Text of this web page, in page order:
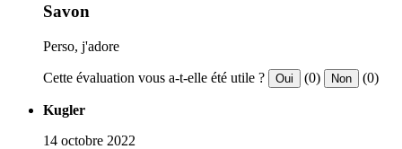
Savon
Perso, j'adore
Cette évaluation vous a-t-elle été utile ? Oui (0) Non (0)
Kugler
14 octobre 2022